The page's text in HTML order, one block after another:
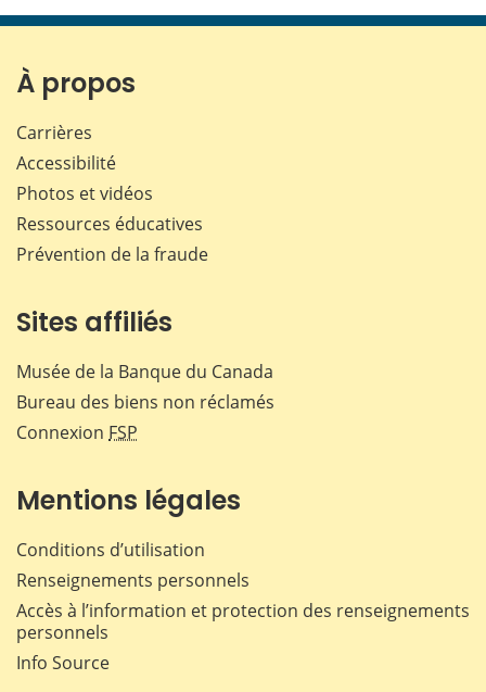
page page page page
À propos
Carrières
Accessibilité
Photos et vidéos
Ressources éducatives
Prévention de la fraude
Sites affiliés
Musée de la Banque du Canada
Bureau des biens non réclamés
Connexion FSP
Mentions légales
Conditions d’utilisation
Renseignements personnels
Accès à l’information et protection des renseignements
personnels
Info Source